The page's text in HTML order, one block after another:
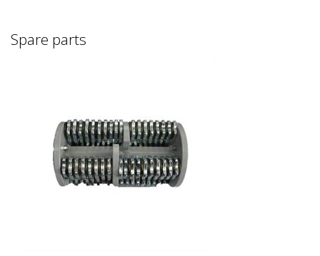
pildil. Seejärel suunatakse teid meie
Spare parts